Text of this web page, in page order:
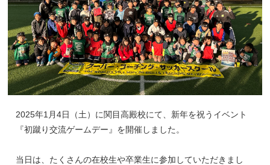
2025年1月4日（土）に関目高殿校にて、新年を祝うイベント
『初蹴り交流ゲームデー』を開催しました。
当日は、たくさんの在校生や卒業生に参加していただきまし